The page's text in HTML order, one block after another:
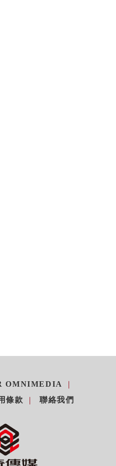
OMNIMEDIA
條款
聯絡我們